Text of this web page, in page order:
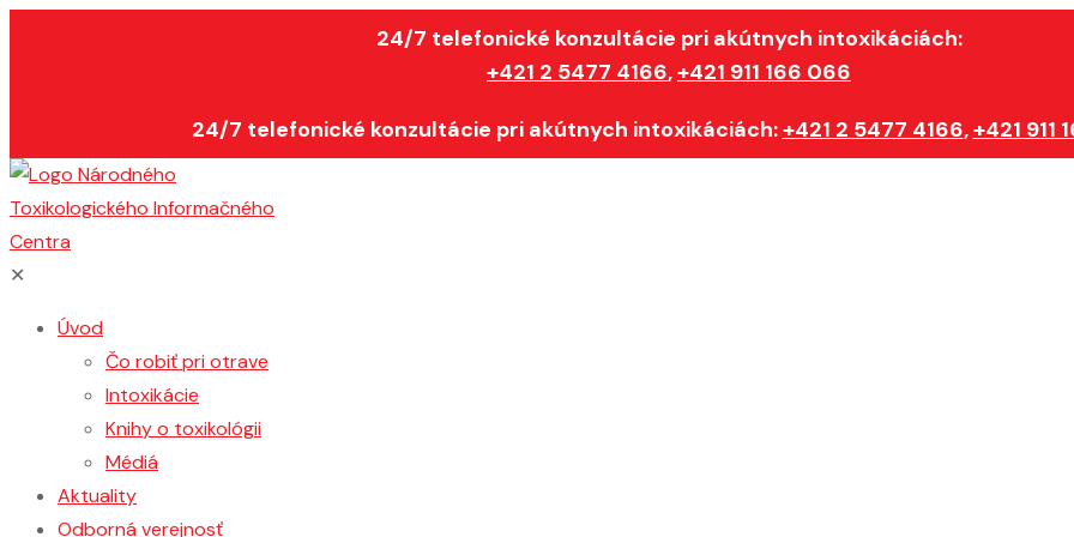
24/7 telefonické konzultácie pri akútnych intoxikáciách:
+421 2 5477 4166,+421 911 166 066
24/7 telefonické konzultácie pri akútnych intoxikáciách:+421 2 5477 4166,+421 911
✕
Úvod
Čo robiť pri otrave
Intoxikácie
Knihy o toxikológii
Médiá
Aktuality
Odborná verejnosť